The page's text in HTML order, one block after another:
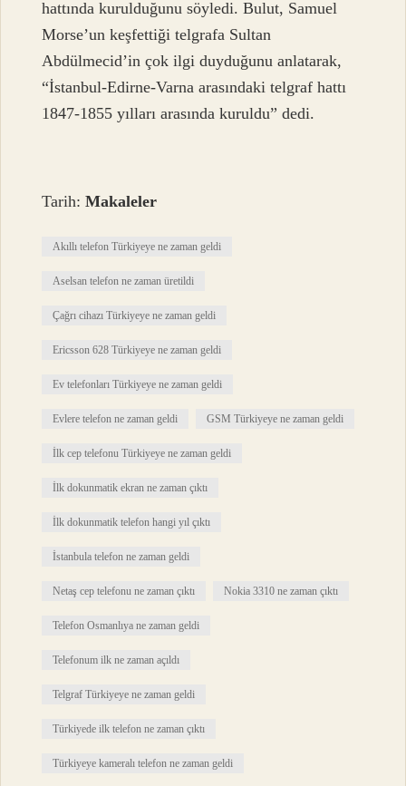
hattında kurulduğunu söyledi. Bulut, Samuel
Morse’un keşfettiği telgrafa Sultan
Abdülmecid’in çok ilgi duyduğunu anlatarak,
“İstanbul-Edirne-Varna arasındaki telgraf hattı
1847-1855 yılları arasında kuruldu” dedi.
Tarih:Makaleler
Akıllı telefon Türkiyeye ne zaman geldi
Aselsan telefon ne zaman üretildi
Çağrı cihazı Türkiyeye ne zaman geldi
Ericsson 628 Türkiyeye ne zaman geldi
Ev telefonları Türkiyeye ne zaman geldi
Evlere telefon ne zaman geldi GSM Türkiyeye ne zaman geldi
İlk cep telefonu Türkiyeye ne zaman geldi
İlk dokunmatik ekran ne zaman çıktı
İlk dokunmatik telefon hangi yıl çıktı
İstanbula telefon ne zaman geldi
Netaş cep telefonu ne zaman çıktı Nokia 3310 ne zaman çıktı
Telefon Osmanlıya ne zaman geldi
Telefonum ilk ne zaman açıldı
Telgraf Türkiyeye ne zaman geldi
Türkiyede ilk telefon ne zaman çıktı
Türkiyeye kameralı telefon ne zaman geldi